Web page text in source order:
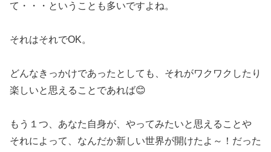
て・・・ということも多いですよね。
それはそれでOK。
どんなきっかけであったとしても、それがワクワクしたり
楽しいと思えることであれば😊
もう１つ、あなた自身が、やってみたいと思えることや
それによって、なんだか新しい世界が開けたよ～！だった